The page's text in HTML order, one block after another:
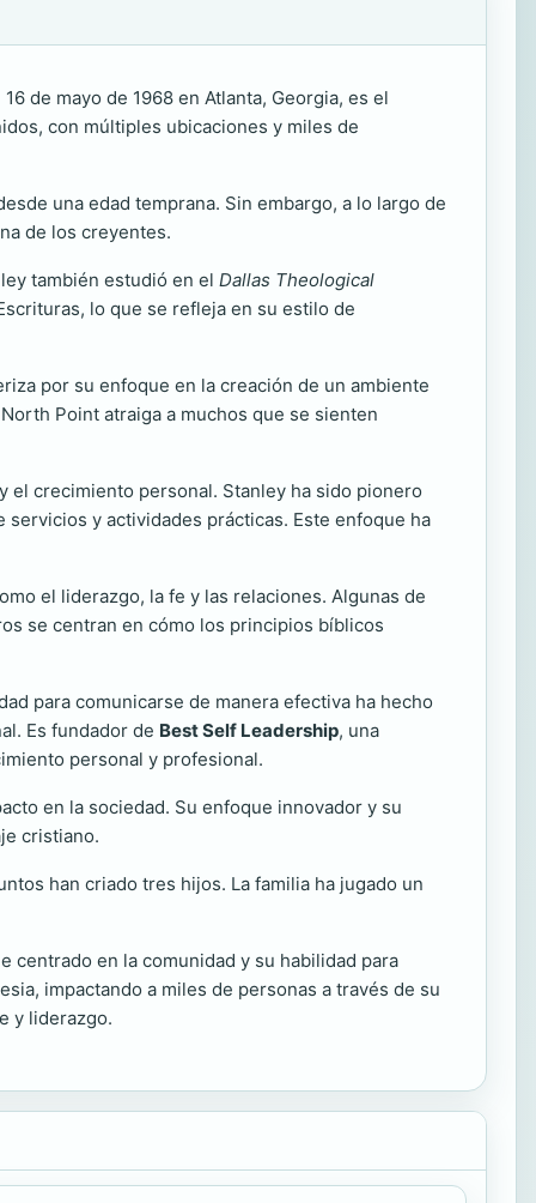
de mayo de 1968 en Atlanta, Georgia, es el
con múltiples ubicaciones y miles de
una edad temprana. Sin embargo, a lo largo de
de los creyentes.
también estudió en el Dallas Theological
lo que se refleja en su estilo de
por su enfoque en la creación de un ambiente
Point atraiga a muchos que se sienten
el crecimiento personal. Stanley ha sido pionero
y actividades prácticas. Este enfoque ha
el liderazgo, la fe y las relaciones. Algunas de
se centran en cómo los principios bíblicos
para comunicarse de manera efectiva ha hecho
Es fundador de Best Self Leadership, una
personal y profesional.
en la sociedad. Su enfoque innovador y su
cristiano.
han criado tres hijos. La familia ha jugado un
en la comunidad y su habilidad para
impactando a miles de personas a través de su
y liderazgo.